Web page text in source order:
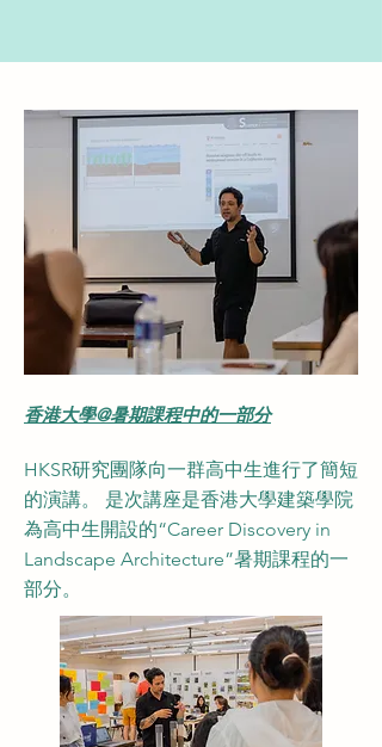
香港大學@暑期課程中的一部分
HKSR研究團隊向一群高中生進行了簡短
的演講。 是次講座是香港大學建築學院
為高中生開設的“Career Discovery in
Landscape Architecture”暑期課程的一
部分。